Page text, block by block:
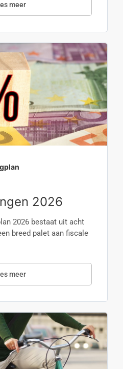
meer
2026
2026 bestaat uit acht
breed palet aan fiscale
meer